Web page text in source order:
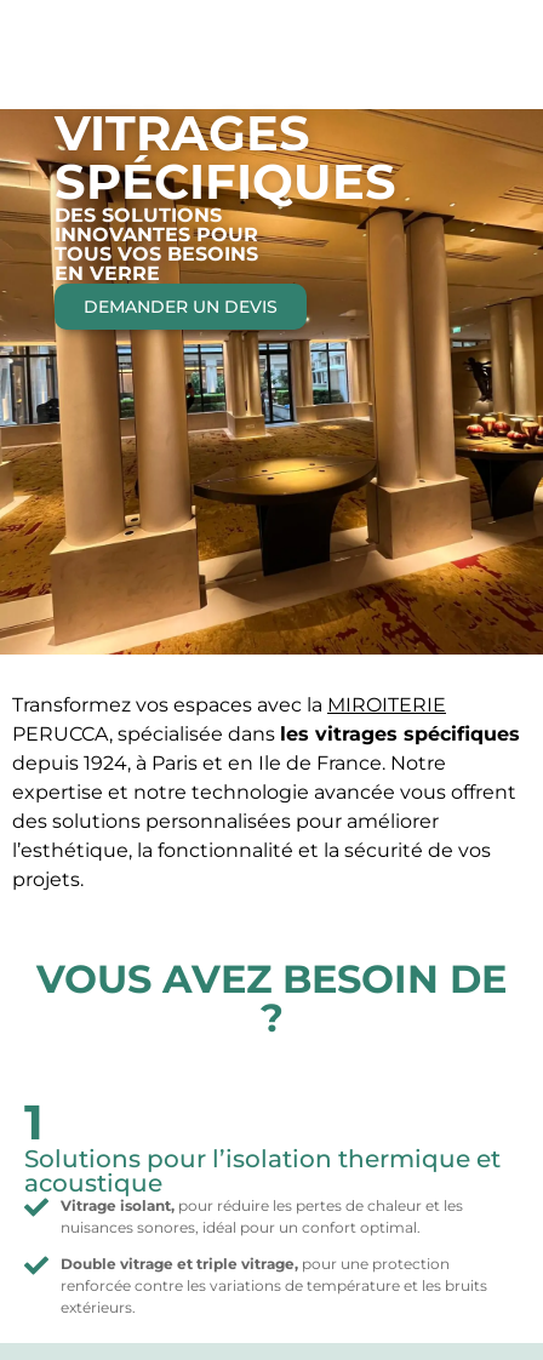
VITRAGES
SPÉCIFIQUES
DES SOLUTIONS
INNOVANTES POUR
TOUS VOS BESOINS
EN VERRE
DEMANDER UN DEVIS
Transformez vos espaces avec la MIROITERIE
PERUCCA, spécialisée dans les vitrages spécifiques
depuis 1924, à Paris et en Ile de France. Notre
expertise et notre technologie avancée vous offrent
des solutions personnalisées pour améliorer
l’esthétique, la fonctionnalité et la sécurité de vos
projets.
VOUS AVEZ BESOIN DE
?
1
Solutions pour l’isolation thermique et
acoustique
Vitrage isolant, pour réduire les pertes de chaleur et les
nuisances sonores, idéal pour un confort optimal.
Double vitrage et triple vitrage, pour une protection
renforcée contre les variations de température et les bruits
extérieurs.